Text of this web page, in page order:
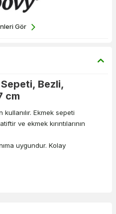
Gör
Bezli,
cm
Ekmek sepeti
ve ekmek kırıntılarının
uygundur. Kolay